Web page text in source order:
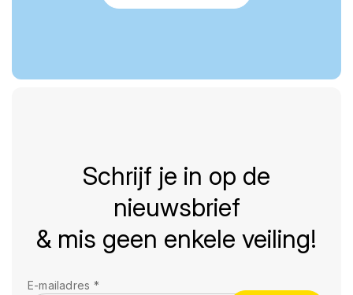
Schrijf je in op de
nieuwsbrief
& mis geen enkele veiling!
E-mailadres *